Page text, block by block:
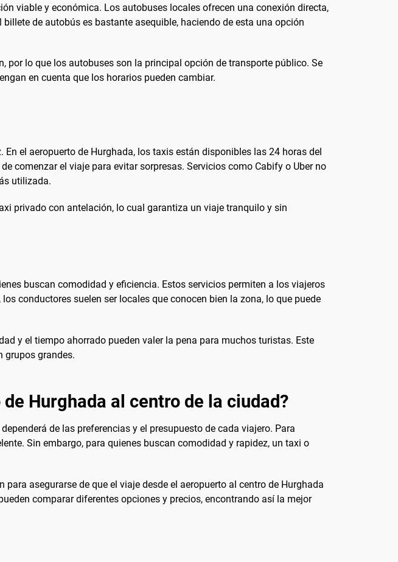
viable y económica. Los autobuses locales ofrecen una conexión directa,
de autobús es bastante asequible, haciendo de esta una opción
por lo que los autobuses son la principal opción de transporte público. Se
en cuenta que los horarios pueden cambiar.
el aeropuerto de Hurghada, los taxis están disponibles las 24 horas del
comenzar el viaje para evitar sorpresas. Servicios como Cabify o Uber no
utilizada.
privado con antelación, lo cual garantiza un viaje tranquilo y sin
buscan comodidad y eficiencia. Estos servicios permiten a los viajeros
conductores suelen ser locales que conocen bien la zona, lo que puede
y el tiempo ahorrado pueden valer la pena para muchos turistas. Este
grupos grandes.
Hurghada al centro de la ciudad?
de las preferencias y el presupuesto de cada viajero. Para
Sin embargo, para quienes buscan comodidad y rapidez, un taxi o
asegurarse de que el viaje desde el aeropuerto al centro de Hurghada
comparar diferentes opciones y precios, encontrando así la mejor